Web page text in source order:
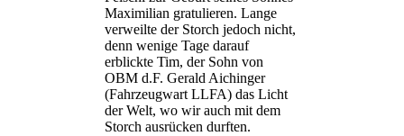
Maximilian gratulieren. Lange
verweilte der Storch jedoch nicht,
denn wenige Tage darauf
erblickte Tim, der Sohn von
OBM d.F. Gerald Aichinger
(Fahrzeugwart LLFA) das Licht
der Welt, wo wir auch mit dem
Storch ausrücken durften.